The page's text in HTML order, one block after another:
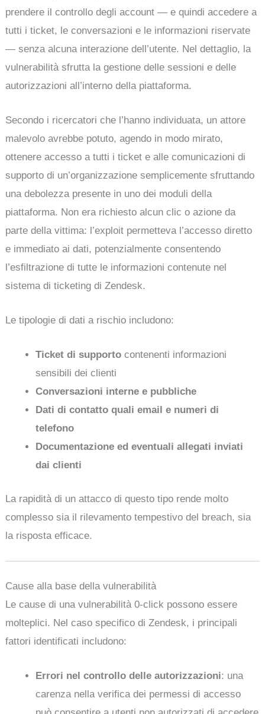
prendere il controllo degli account — e quindi accedere a
tutti i ticket, le conversazioni e le informazioni riservate
— senza alcuna interazione dell’utente. Nel dettaglio, la
vulnerabilità sfrutta la gestione delle sessioni e delle
autorizzazioni all’interno della piattaforma.
Secondo i ricercatori che l’hanno individuata, un attore
malevolo avrebbe potuto, agendo in modo mirato,
ottenere accesso a tutti i ticket e alle comunicazioni di
supporto di un’organizzazione semplicemente sfruttando
una debolezza presente in uno dei moduli della
piattaforma. Non era richiesto alcun clic o azione da
parte della vittima: l’exploit permetteva l’accesso diretto
e immediato ai dati, potenzialmente consentendo
l’esfiltrazione di tutte le informazioni contenute nel
sistema di ticketing di Zendesk.
Le tipologie di dati a rischio includono:
Ticket di supporto contenenti informazioni
sensibili dei clienti
Conversazioni interne e pubbliche
Dati di contatto quali email e numeri di
telefono
Documentazione ed eventuali allegati inviati
dai clienti
La rapidità di un attacco di questo tipo rende molto
complesso sia il rilevamento tempestivo del breach, sia
la risposta efficace.
Cause alla base della vulnerabilità
Le cause di una vulnerabilità 0-click possono essere
molteplici. Nel caso specifico di Zendesk, i principali
fattori identificati includono:
Errori nel controllo delle autorizzazioni: una
carenza nella verifica dei permessi di accesso